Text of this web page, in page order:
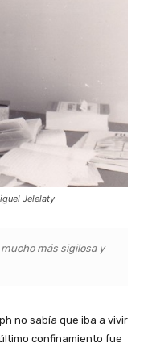
Jelelaty
más sigilosa y
no sabía que iba a vivir
confinamiento fue